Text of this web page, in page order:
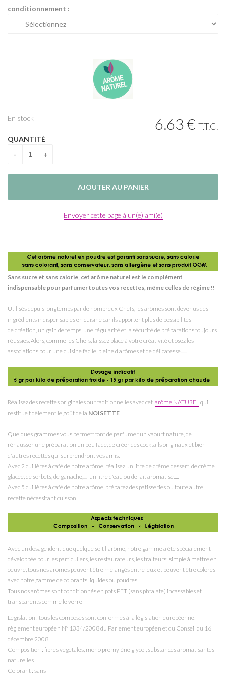
conditionnement :
6.63€ T.T.C.
En stock
QUANTITÉ
Envoyer cette page à un(e) ami(e)
Sans sucre et sans calorie, cet arôme naturel est le complément
indispensable pour parfumer toutesvos recettes, même celles de régime !!
Utilisés depuis longtemps par de nombreux Chefs, les arômes sont devenus des
ingrédients indispensables en cuisine car ils apportent plus de possibilités
de création, un gain de temps, une régularité et la sécurité de préparations toujours
réussies. Alors, comme les Chefs, laissez place à votre créativité et osez les
associations pour une cuisine facile, pleine d’arômes et de délicatesse......
Réalisez des recettes originales ou traditionnelles avec cet arôme NATUREL qui
restitue fidèlement le goût de la NOISETTE
Quelques grammes vous permettront de parfumer un yaourt nature, de
réhausser une préparation un peu fade, de créer des cocktails originaux et bien
d'autres recettes qui surprendront vos amis.
Avec 2 cuillères à café de notre arôme, réalisez un litre de crême dessert, de crême
glacée, de sorbets, de ganache,.... un litre d'eau ou de lait aromatisé.....
Avec 5 cuillères à café de notre arôme, préparez des patisseries ou toute autre
recette nécessitant cuisson
Avec un dosage identique quelque soit l'arôme, notre gamme a été spécialement
développée pour les particuliers, les restaurateurs, les traiteurs; simple à mettre en
oeuvre, tous nos arômes peuvent être mélangés entre-eux et peuvent être colorés
avec notre gamme de colorants liquides ou poudres.
Tous nos arômes sont conditionnés en pots PET (sans phtalate) incassables et
transparents comme le verre
Législation : tous les composés sont conformes à la législation européenne:
règlement européen N° 1334/2008 du Parlement européen et du Conseil du 16
décembre 2008
Composition : fibres végétales, mono promylène glycol , substances aromatisantes
naturelles
Colorant : sans